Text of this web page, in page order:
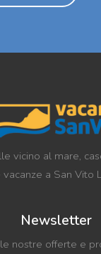
vicino al mare,
a San Vito
Newsletter
nostre offerte e